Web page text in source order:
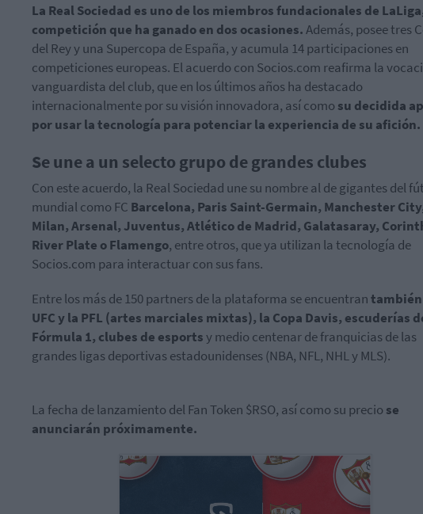
La Real Sociedad es uno de los miembros fundacionales de
competición que ha ganado en dos ocasiones.Además, posee tres
del Rey y una Supercopa de España, y acumula 14 participaciones en
competiciones europeas. El acuerdo con Socios.com reafirma la
vanguardista del club, que en los últimos años ha destacado
internacionalmente por su visión innovadora, así como su decidida
por usar la tecnología para potenciar la experiencia de su afición.
Se une a un selecto grupo de grandes clubes
Con este acuerdo, la Real Sociedad une su nombre al de gigantes del
mundial como FC Barcelona, Paris Saint-Germain, Manchester
Milan, Arsenal, Juventus, Atlético de Madrid, Galatasaray,
River Plate o Flamengo, entre otros, que ya utilizan la tecnología de
Socios.com para interactuar con sus fans.
Entre los más de 150 partners de la plataforma se encuentran
UFC y la PFL (artes marciales mixtas), la Copa Davis, escuderías
Fórmula 1, clubes de esportsy medio centenar de franquicias de las
grandes ligas deportivas estadounidenses (NBA, NFL, NHL y MLS).
La fecha de lanzamiento del Fan Token $RSO, así como su precio se
anunciarán próximamente.